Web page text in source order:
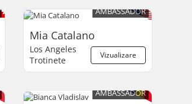
AMBASSADOR
Mia Catalano
Vizualizare
Los Angeles
Trotinete
AMBASSADOR